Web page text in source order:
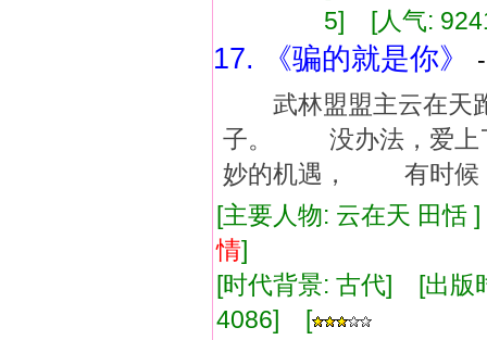
5] [人气:
17. 《骗的就是你》
武林盟盟主云在天
子。 没办法，爱上
妙的机遇， 有时候，
[主要人物: 云在天 田
情]
[时代背景: 古代] [出
4086] [